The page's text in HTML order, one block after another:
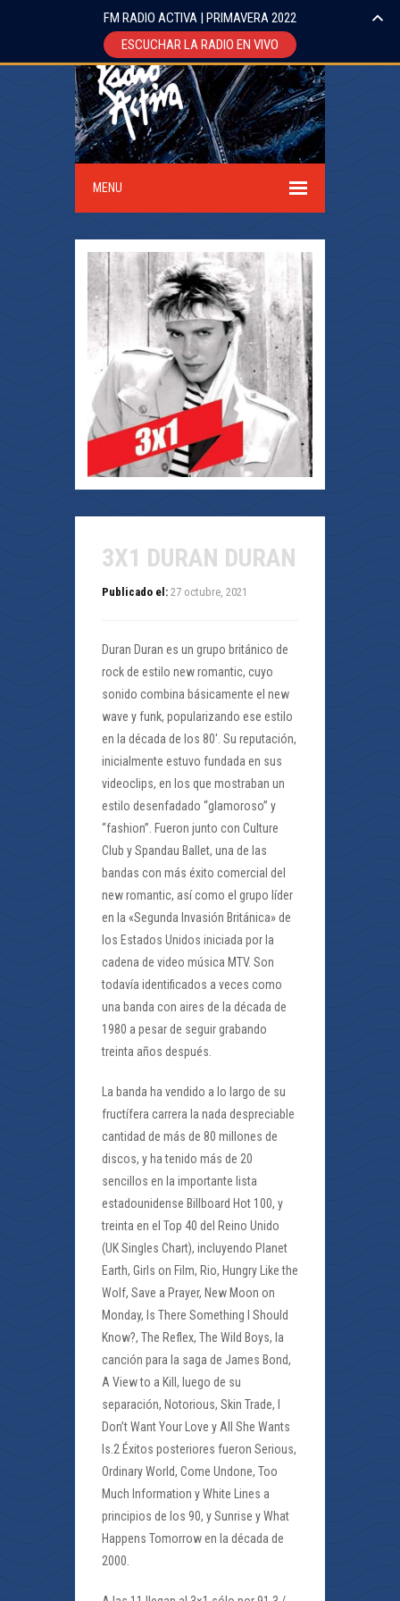
MENU
3X1 DURAN DURAN
Publicado el: 27 octubre, 2021
Duran Duran es un grupo británico de
rock de estilo new romantic, cuyo
sonido combina básicamente el new
wave y funk, popularizando ese estilo
en la década de los 80′. Su reputación,
inicialmente estuvo fundada en sus
videoclips, en los que mostraban un
estilo desenfadado “glamoroso” y
“fashion”. Fueron junto con Culture
Club y Spandau Ballet, una de las
bandas con más éxito comercial del
new romantic, así como el grupo líder
en la «Segunda Invasión Británica» de
los Estados Unidos iniciada por la
cadena de video música MTV. Son
todavía identificados a veces como
una banda con aires de la década de
1980 a pesar de seguir grabando
treinta años después.
La banda ha vendido a lo largo de su
fructífera carrera la nada despreciable
cantidad de más de 80 millones de
discos, y ha tenido más de 20
sencillos en la importante lista
estadounidense Billboard Hot 100, y
treinta en el Top 40 del Reino Unido
(UK Singles Chart), incluyendo Planet
Earth, Girls on Film, Rio, Hungry Like the
Wolf, Save a Prayer, New Moon on
Monday, Is There Something I Should
Know?, The Reflex, The Wild Boys, la
canción para la saga de James Bond,
A View to a Kill, luego de su
separación, Notorious, Skin Trade, I
Don’t Want Your Love y All She Wants
Is.2 Éxitos posteriores fueron Serious,
Ordinary World, Come Undone, Too
Much Information y White Lines a
principios de los 90, y Sunrise y What
Happens Tomorrow en la década de
2000.
FM RADIO ACTIVA | PRIMAVERA 2022
ESCUCHAR LA RADIO EN VIVO